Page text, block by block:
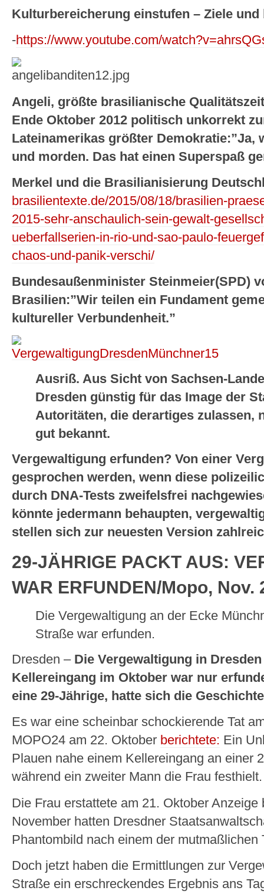
Kulturbereicherung einstufen – Ziele
-https://www.youtube.com/
Angeli, größte brasilianische
Ende Oktober 2012 politisch unkorrekt
Lateinamerikas größter Demokratie:”Ja,
und morden. Das hat einen Superspaß
Merkel und die Brasilianisierung
brasilientexte.de/2015/08/18/brasilien-
2015-sehr-anschaulich-sein-gewalt-
ueberfallserien-in-rio-und-sao-paulo-
chaos-und-panik-verschi/
Bundesaußenminister Steinmeier(SPD)
Brasilien:”Wir teilen ein Fundament
kultureller Verbundenheit.”
Ausriß. Aus Sicht von Sachsen-
Dresden günstig für das Image der
Autoritäten, die derartiges zulassen,
gut bekannt.
Vergewaltigung erfunden? Von einer
gesprochen werden, wenn diese
durch DNA-Tests zweifelsfrei
könnte jedermann behaupten,
stellen sich zur neuesten Version
29-JÄHRIGE PACKT AUS:
WAR ERFUNDEN/Mopo, Nov.
Die Vergewaltigung an der Ecke
Straße war erfunden.
Dresden – Die Vergewaltigung in
Kellereingang im Oktober war nur
eine 29-Jährige, hatte sich die
Es war eine scheinbar schockierende Tat
MOPO24 am 22. Oktober berichtete: Ein
Plauen nahe einem Kellereingang an einer
während ein zweiter Mann die Frau festhielt.
Die Frau erstattete am 21. Oktober
November hatten Dresdner
Phantombild nach einem der mutmaßlichen
Doch jetzt haben die Ermittlungen zur
Straße ein erschreckendes Ergebnis ans